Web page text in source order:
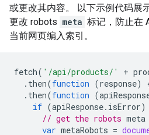
或更改其内容。 以下示例代码展
更改 robots meta 标记，防止在
当前网页编入索引。
fetch( '/api/products/' +
. then(function (response)
. then(function (
if (apiResponse. isError)
// get the robots meta
var metaRobots =